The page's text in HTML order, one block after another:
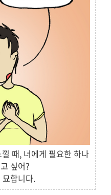
때, 너에게 필요한 하나
싶어?
묘합니다.